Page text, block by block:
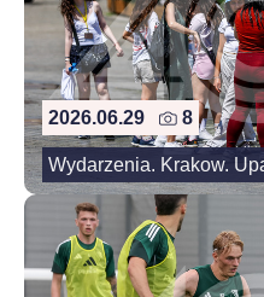
2026.06.29 8
Wydarzenia. Krakow.